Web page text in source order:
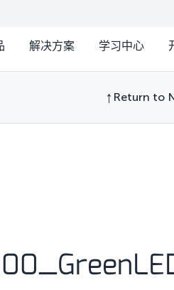
解决方案 学习中心
Return to